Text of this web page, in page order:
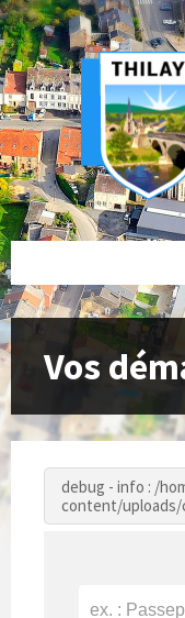
Skip
to
content
Skip
to
left
sidebar
Skip
to
footer
Vos
debug - info : /
content/uploads/